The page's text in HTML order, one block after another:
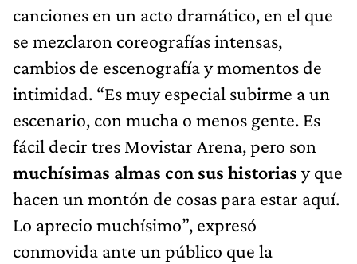
canciones en un acto dramático, en el que
se mezclaron coreografías intensas,
cambios de escenografía y momentos de
intimidad. “Es muy especial subirme a un
escenario, con mucha o menos gente. Es
fácil decir tres Movistar Arena, pero son
muchísimas almas con sus historias y que
hacen un montón de cosas para estar aquí.
Lo aprecio muchísimo”, expresó
conmovida ante un público que la